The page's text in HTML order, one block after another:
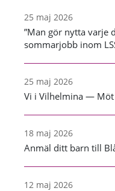
25 maj 2026
”Man gör nytta varje
sommarjobb inom
25 maj 2026
Vi i Vilhelmina — Möt
18 maj 2026
Anmäl ditt barn till
12 maj 2026